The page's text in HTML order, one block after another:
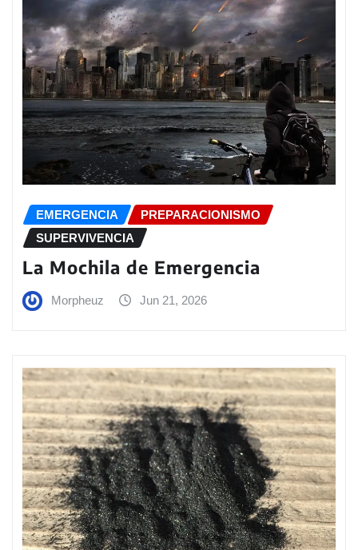
EMERGENCIA
PREPARACIONISMO
SUPERVIVENCIA
La Mochila de Emergencia
Morpheuz Jun 21, 2026